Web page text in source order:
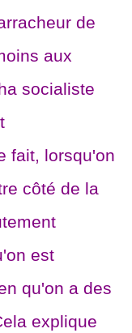
de
aux
socialiste
fait, lorsqu'on
côté de la
est
qu'on a des
explique